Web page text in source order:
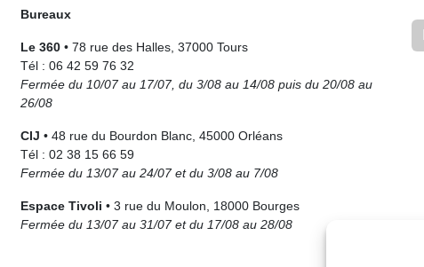
Bureaux
Le 360 • 78 rue des Halles, 37000 Tours
Tél : 06 42 59 76 32
Fermée du 10/07 au 17/07, du 3/08 au 14/08 puis du 20/08 au
26/08
CIJ • 48 rue du Bourdon Blanc, 45000 Orléans
Tél : 02 38 15 66 59
Fermée du 13/07 au 24/07 et du 3/08 au 7/08
Espace Tivoli • 3 rue du Moulon, 18000 Bourges
Fermée du 13/07 au 31/07 et du 17/08 au 28/08